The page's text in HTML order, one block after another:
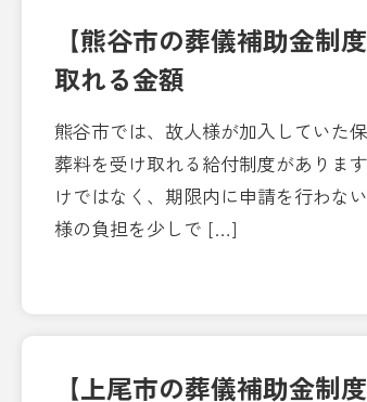
【熊谷市の葬儀補助金制
取れる金額
熊谷市では、故人様が加入していた
葬料を受け取れる給付制度がありま
けではなく、期限内に申請を行わな
様の負担を少しで […]
【上尾市の葬儀補助金制